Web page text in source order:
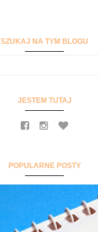
SZUKAJ NA TYM BLOGU
JESTEM TUTAJ
POPULARNE POSTY